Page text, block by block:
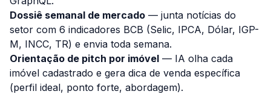
Dossiê semanal de mercado — junta notícias do
setor com 6 indicadores BCB (Selic, IPCA, Dólar, IGP-
M, INCC, TR) e envia toda semana.
Orientação de pitch por imóvel — IA olha cada
imóvel cadastrado e gera dica de venda específica
(perfil ideal, ponto forte, abordagem).